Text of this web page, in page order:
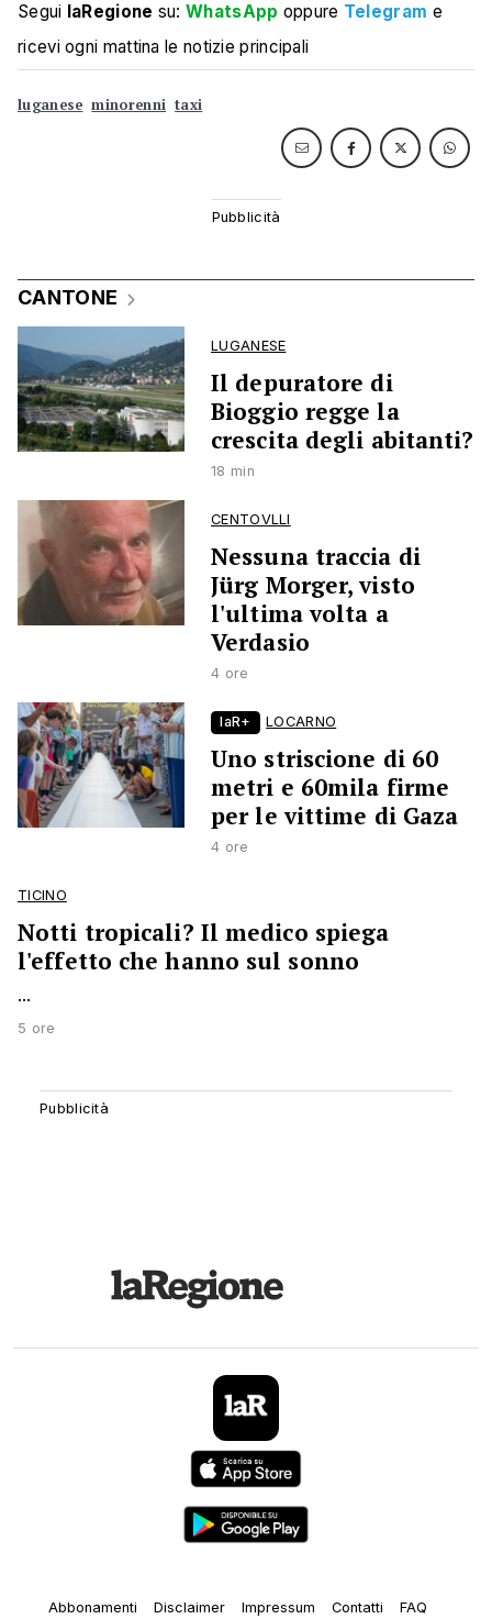
Segui laRegione su:WhatsApp oppure Telegram e
ricevi ogni mattina le notizie principali
luganese minorenni taxi
CANTONE
LUGANESE
Il depuratore di
Bioggio regge la
crescita degli abitanti?
18 min
CENTOVLLI
Nessuna traccia di
Jürg Morger, visto
l'ultima volta a
Verdasio
4 ore
laR+ LOCARNO
Uno striscione di 60
metri e 60mila firme
per le vittime di Gaza
4 ore
TICINO
Notti tropicali? Il medico spiega
l'effetto che hanno sul sonno
...
5 ore
Abbonamenti Disclaimer Impressum Contatti FAQ